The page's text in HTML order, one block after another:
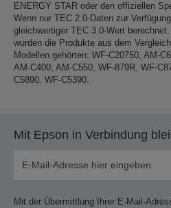
ENERGY STAR oder den offiziellen
Wenn nur TEC 2.0-Daten zur
gleichwertiger TEC 3.0-Wert
wurden die Produkte aus dem
Modellen gehörten: WF-C20750, AM-
AM-C400, AM-C550, WF-879R, WF-
C5890, WF-C5390.
Mit Epson in Verbindung
Mit der Übermittlung Ihrer E-Mail-